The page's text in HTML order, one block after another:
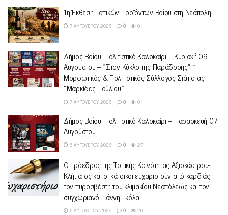
1η Έκθεση Τοπικών Προϊόντων Βοΐου στη Νεάπολη
7 ΑΥΓΟΎΣΤΟΥ 2026 0 0
Δήμος Βοΐου: Πολιτιστικό Καλοκαίρι – Κυριακή 09
Αυγούστου – «Στον Κύκλο της Παράδοσης» ~
Μορφωτικός & Πολιτιστικός Σύλλογος Σιάτιστας
«Μαρκίδες Πούλιου»
7 ΑΥΓΟΎΣΤΟΥ 2026 0 0
Δήμος Βοΐου: Πολιτιστικό Καλοκαίρι – Παρασκευή 07
Αυγούστου
6 ΑΥΓΟΎΣΤΟΥ 2026 0 27
Ο πρόεδρος της Τοπικής Κοινότητας Αξιοκάστρου-
Κλήματος και οι κάτοικοι ευχαριστούν από καρδιάς
τον πυροσβέστη του κλιμακίου Νεαπόλεως και τον
συγχωριανό Γιάννη Γκόλα
5 ΑΥΓΟΎΣΤΟΥ 2026 0 20